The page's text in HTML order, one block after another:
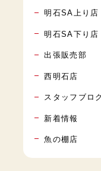
明石SA上り店
明石SA下り店
出張販売部
西明石店
スタッフブロ
新着情報
魚の棚店